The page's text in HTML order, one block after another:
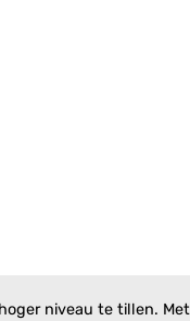
niveau te tillen.